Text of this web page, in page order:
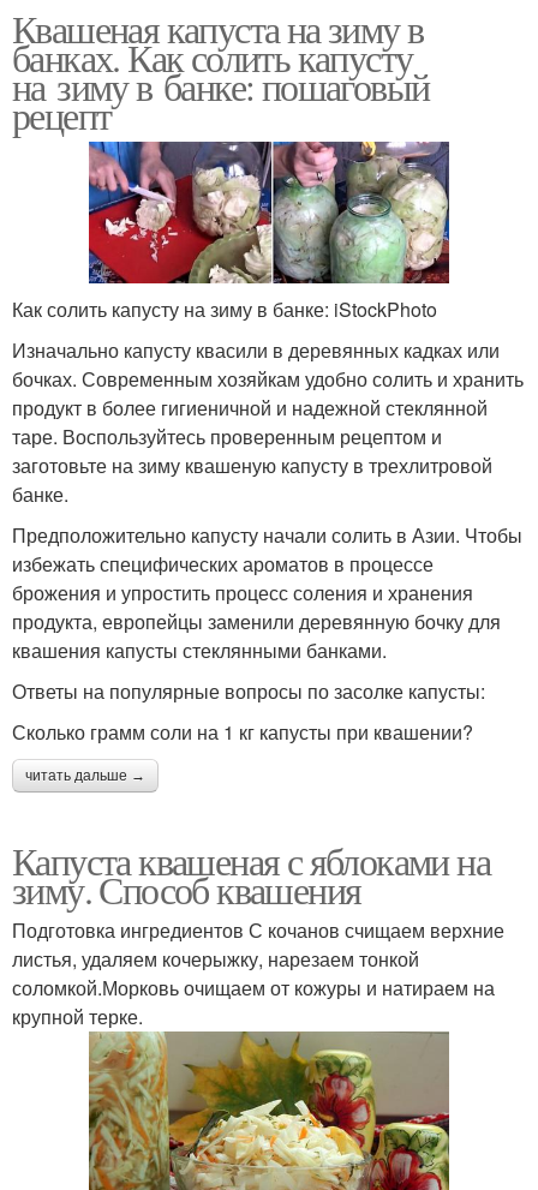
Квашеная капуста на зиму в
банках. Как солить капусту
на зиму в банке: пошаговый
рецепт
Как солить капусту на зиму в банке: iStockPhoto
Изначально капусту квасили в деревянных кадках или
бочках. Современным хозяйкам удобно солить и хранить
продукт в более гигиеничной и надежной стеклянной
таре. Воспользуйтесь проверенным рецептом и
заготовьте на зиму квашеную капусту в трехлитровой
банке.
Предположительно капусту начали солить в Азии. Чтобы
избежать специфических ароматов в процессе
брожения и упростить процесс соления и хранения
продукта, европейцы заменили деревянную бочку для
квашения капусты стеклянными банками.
Ответы на популярные вопросы по засолке капусты:
Сколько грамм соли на 1 кг капусты при квашении?
читать дальше →
Капуста квашеная с яблоками на
зиму. Способ квашения
Подготовка ингредиентов С кочанов счищаем верхние
листья, удаляем кочерыжку, нарезаем тонкой
соломкой.Морковь очищаем от кожуры и натираем на
крупной терке.